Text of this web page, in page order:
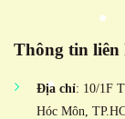
Thông tin liên
Địa chỉ: 10/1F
Hóc Môn,